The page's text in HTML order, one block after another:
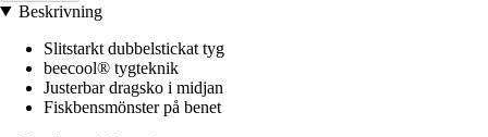
Beskrivning
Slitstarkt dubbelstickat tyg
beecool® tygteknik
Justerbar dragsko i midjan
Fiskbensmönster på benet